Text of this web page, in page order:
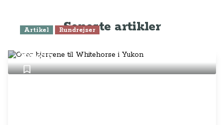
Seneste artikler
Artikel Rundrejser
Yukon